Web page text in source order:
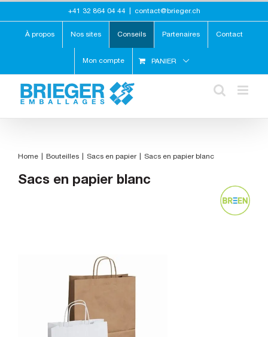
content
+41 32 864 04 44 contact@brieger.ch
À propos Nos sites Conseils Partenaires Contact
Mon compte PANIER
Home Bouteilles Sacs en papier Sacs en papier blanc
Sacs en papier blanc